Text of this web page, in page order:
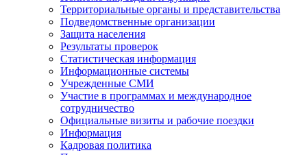
Территориальные органы и представительства
Подведомственные организации
Защита населения
Результаты проверок
Статистическая информация
Информационные системы
Учрежденные СМИ
Участие в программах и международное
сотрудничество
Официальные визиты и рабочие поездки
Информация
Кадровая политика